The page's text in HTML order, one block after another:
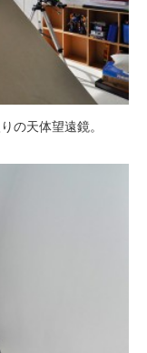
の天体望遠鏡。